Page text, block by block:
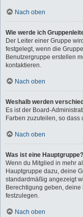
Nach oben
Wie werde ich
Der Leiter einer Gruppe
festgelegt, wenn die
Benutzergruppe erstellen
kontaktieren.
Nach oben
Weshalb werden
Es ist der Board-
Farben zuzuteilen, so
Nach oben
Was ist eine Hauptgruppe?
Wenn du Mitglied in mehr
Hauptgruppe dazu, deine
standardmäßig angezeigt
Berechtigung geben,
festzulegen.
Nach oben